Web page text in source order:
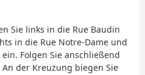
Sie links in die Rue Baudin
in die Rue Notre-Dame und
Folgen Sie anschließend
der Kreuzung biegen Sie